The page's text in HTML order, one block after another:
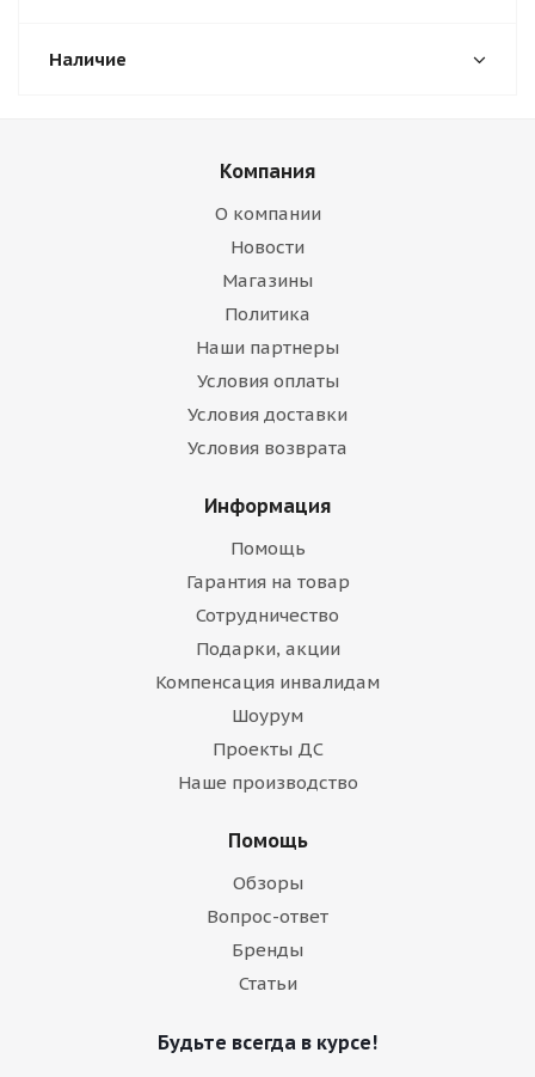
Наличие
Компания
О компании
Новости
Магазины
Политика
Наши партнеры
Условия оплаты
Условия доставки
Условия возврата
Информация
Помощь
Гарантия на товар
Сотрудничество
Подарки, акции
Компенсация инвалидам
Шоурум
Проекты ДС
Наше производство
Помощь
Обзоры
Вопрос-ответ
Бренды
Статьи
Будьте всегда в курсе!